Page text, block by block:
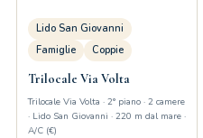
Lido San Giovanni
Famiglie
Coppie
Trilocale Via Volta
Trilocale Via Volta · 2° piano · 2 camere
· Lido San Giovanni · 220 m dal mare ·
A/C (€)